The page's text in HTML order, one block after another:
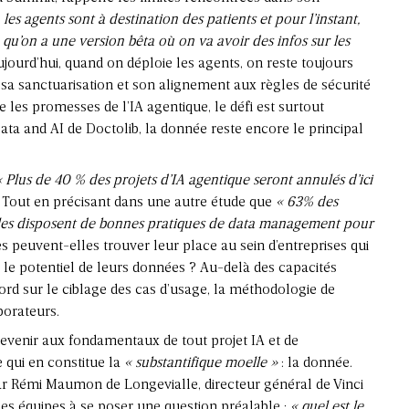
agents sont à destination des patients et pour l’instant,
a une version bêta où on va avoir des infos sur les
quand on déploie les agents, on reste toujours
sanctuarisation et son alignement aux règles de sécurité
promesses de l’IA agentique, le défi est surtout
and AI de Doctolib, la donnée reste encore le principal
Plus de 40 % des projets d’IA agentique seront annulés d’ici
en précisant dans une autre étude que « 63% des
disposent de bonnes pratiques de data management pour
peuvent-elles trouver leur place au sein d’entreprises qui
potentiel de leurs données ? Au-delà des capacités
sur le ciblage des cas d’usage, la méthodologie de
aux fondamentaux de tout projet IA et de
qui en constitue la « substantifique moelle »: la donnée.
Rémi Maumon de Longevialle, directeur général de Vinci